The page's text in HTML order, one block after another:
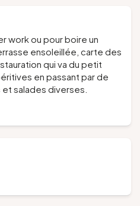
work ou pour boire un
ensoleillée, carte des
qui va du petit
en passant par de
salades diverses.